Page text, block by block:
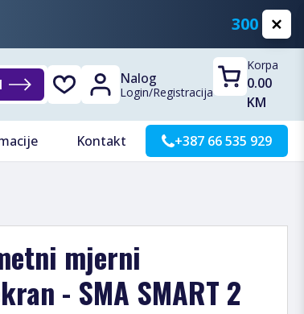
300 KM
Nalog
Login/Registracija
Korpa
0.00
KM
Kontakt +387 66 535 929
mjerni
- SMA SMART 2